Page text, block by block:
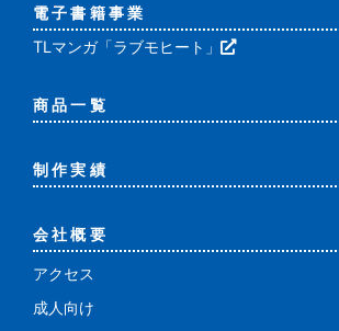
電子書籍事業
TLマンガ「ラブモヒート」
商品一覧
制作実績
会社概要
アクセス
成人向け